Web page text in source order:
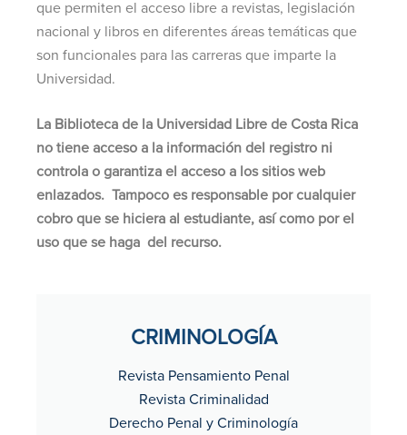
que permiten el acceso libre a revistas, legislación
nacional y libros en diferentes áreas temáticas que
son funcionales para las carreras que imparte la
Universidad.
La Biblioteca de la Universidad Libre de Costa Rica
no tiene acceso a la información del registro ni
controla o garantiza el acceso a los sitios web
enlazados. Tampoco es responsable por cualquier
cobro que se hiciera al estudiante, así como por el
uso que se haga del recurso.
CRIMINOLOGÍA
Revista Pensamiento Penal
Revista Criminalidad
Derecho Penal y Criminología